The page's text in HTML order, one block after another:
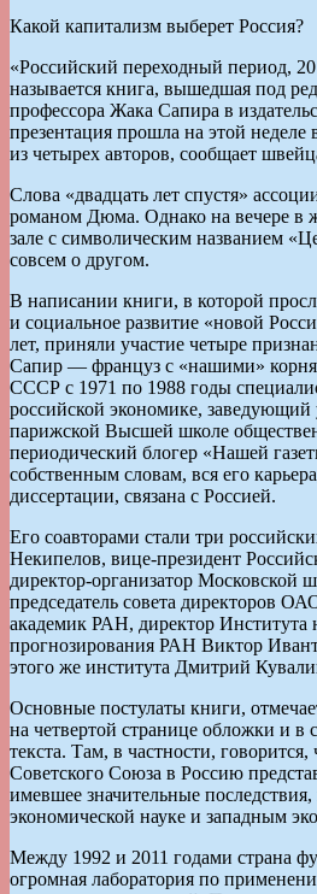
Какой капитализм выберет Россия?
«Российский переходный период,
называется книга, вышедшая под
профессора Жака Сапира в
презентация прошла на этой неделе
из четырех авторов, сообщает
Слова «двадцать лет спустя»
романом Дюма. Однако на вечере в
зале с символическим названием
совсем о другом.
В написании книги, в которой
и социальное развитие «новой
лет, приняли участие четыре
Сапир — француз с «нашими»
СССР с 1971 по 1988 годы
российской экономике, заведующий
парижской Высшей школе
периодический блогер «Нашей
собственным словам, вся его
диссертации, связанa с Россией.
Его соавторами стали три
Некипелов, вице-президент
директор-организатор
председатель совета директоров
академик РАН, директор Института
прогнозирования РАН Виктор
этого же института Дмитрий
Основные постулаты книги,
на четвертой странице обложки и в
текста. Там, в частности,
Советского Союза в Россию
имевшее значительные
экономической науке и западным
Между 1992 и 2011 годами страна
огромная лаборатория по